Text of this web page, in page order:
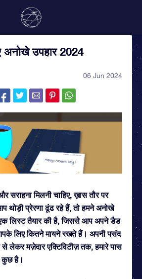
अनोखे उपहार 2024
06 Jun 2024
सराहना मिलनी चाहिए, ख़ास तौर पर
थोड़ी प्रेरणा ढूंढ रहे हैं, तो हमने अनोखे
एक लिस्ट तैयार की है, जिससे आप अपने डैड
लिए कितने मायने रखते हैं। अपनी पसंद
से लेकर मज़ेदार एक्टिविटीज़ तक, हमारे पास
कुछ है।